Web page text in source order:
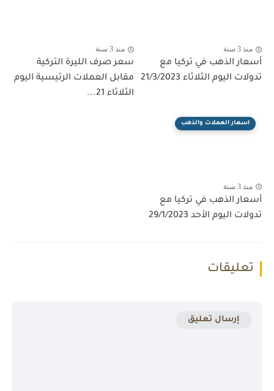
منذ 3 سنة
أسعار الذهب في تركيا مع
تدولات اليوم الثلاثاء 21/3/2023
منذ 3 سنة
سعر صرف الليرة التركية
مقابل العملات الرئيسية اليوم
الثلاثاء 21...
اسعار العملات والذهب
منذ 3 سنة
أسعار الذهب في تركيا مع
تدولات اليوم الأحد 29/1/2023
تعليقات
إرسال تعليق